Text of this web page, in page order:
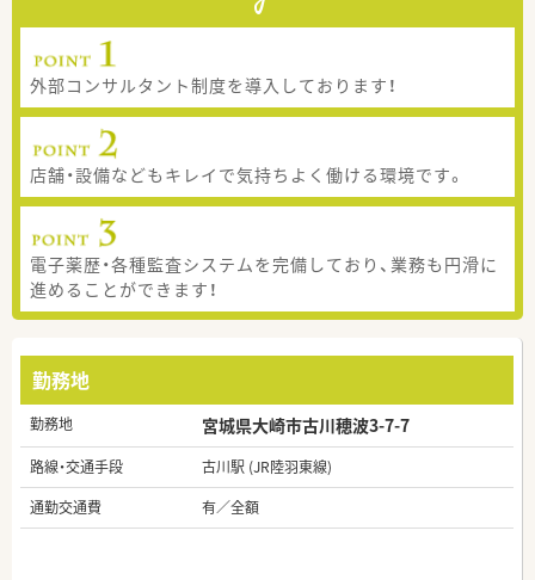
外部コンサルタント制度を導入しております！
店舗・設備などもキレイで気持ちよく働ける環境です。
電子薬歴・各種監査システムを完備しており、業務も円滑に
進めることができます！
勤務地
勤務地 宮城県大崎市古川穂波3-7-7
路線・交通手段
古川駅 (JR陸羽東線)
通勤交通費
有／全額